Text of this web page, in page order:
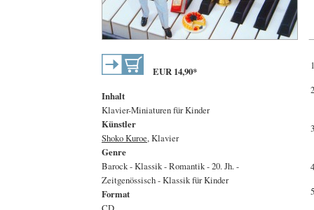
EUR 14,90*
Inhalt
Klavier-Miniaturen für Kinder
Künstler
Shoko Kuroe, Klavier
Genre
Barock - Klassik - Romantik - 20. Jh. -
Zeitgenössisch - Klassik für Kinder
Format
1
2
3
4
5